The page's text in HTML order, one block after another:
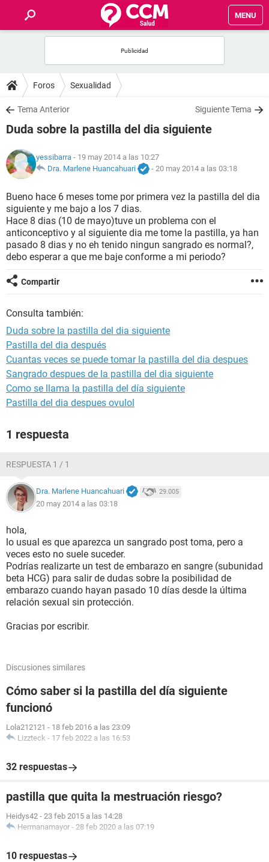
MENU
FOROS
SALUD
NUTRICIÓN
BIENESTAR
SEXUALIDAD
GLOSARIO
Foros Sexualidad
Tema Anterior Siguiente Tema
Duda sobre la pastilla del dia siguiente
yessibarra - 19 may 2014 a las 10:27
Dra. Marlene Huancahuari
- 20 may 2014 a las 03:18
Bueno hace 6 meses tome por primera vez la pastilla del dia
siguiente y me bajo a los 7 dias.
Hace 8 dias (10 de mayo)tuve un problema con el
anticonceptivo y al siguiente dia me tome la pastilla, ya han
pasado 8 dias y no eh tenido ningun sangrado es normal?,
debo esperar a que me baje conforme a mi periodo?
Compartir
Consulta también:
Duda sobre la pastilla del dia siguiente
Pastilla del dia después
Cuantas veces se puede tomar la pastilla del dia despues
Sangrado despues de la pastilla del dia siguiente
Como se llama la pastilla del día siguiente
Pastilla del dia despues ovulol
1 respuesta
RESPUESTA 1 / 1
Dra. Marlene Huancahuari 29.005
20 may 2014 a las 03:18
hola,
lo usual es que aparezca un sangrado post toma, pero a
veces esto no suele suceder.
Podrías realizarte un test de embarazo en sangre (subunidad
beta HCG) para salir de dudas sobre la posibilidad de
embarazo cuando hayan pasado 10 días desde la última
relación sexual sin protección.
Gracias por escribir.
Discusiones similares
Cómo saber si la pastilla del día siguiente
funcionó
Lola212121 - 18 feb 2016 a las 23:09
Lizzteck - 17 feb 2022 a las 16:53
32 respuestas
pastilla que quita la mestruación riesgo?
Heidys42 - 23 feb 2015 a las 14:28
Hermanamayor - 28 feb 2020 a las 07:19
10 respuestas